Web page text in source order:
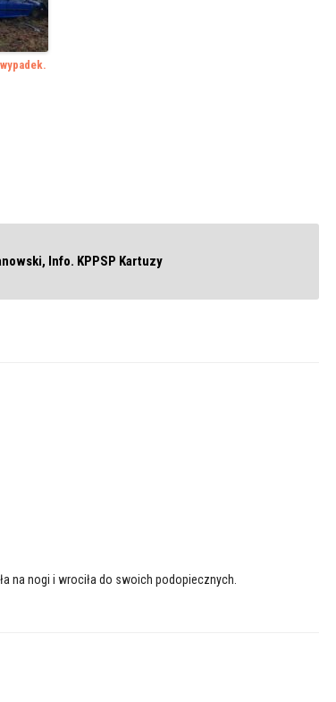
Info. KPPSP Kartuzy
na nogi i wrociła do swoich podopiecznych.